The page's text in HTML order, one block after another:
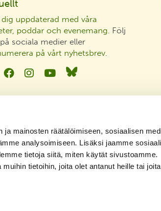
mainosten räätälöimiseen, sosiaalisen
analysoimiseen. Lisäksi jaamme
tietoja siitä, miten käytät sivustoamme.
tietoihin, joita olet antanut heille tai
uppdaterad med våra
poddar och evenemang . Följ
sociala medier eller
på vårt nyhetsbrev
LinkedinFacebookInstagramYouTubeBluesky